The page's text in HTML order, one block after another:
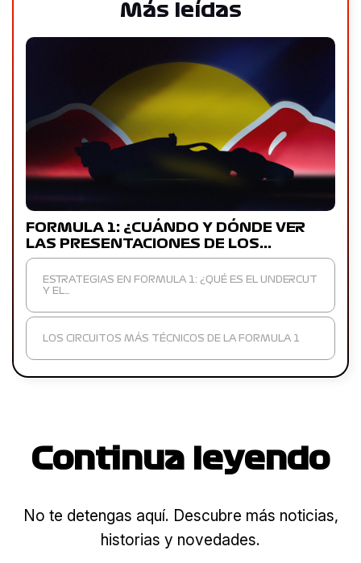
Más leídas
FORMULA 1: ¿CUÁNDO Y DÓNDE VER
LAS PRESENTACIONES DE LOS…
ESTRATEGIAS EN FORMULA 1: ¿QUÉ ES EL UNDERCUT
Y EL…
LOS CIRCUITOS MÁS TÉCNICOS DE LA FORMULA 1
Continua leyendo
No te detengas aquí. Descubre más noticias,
historias y novedades.